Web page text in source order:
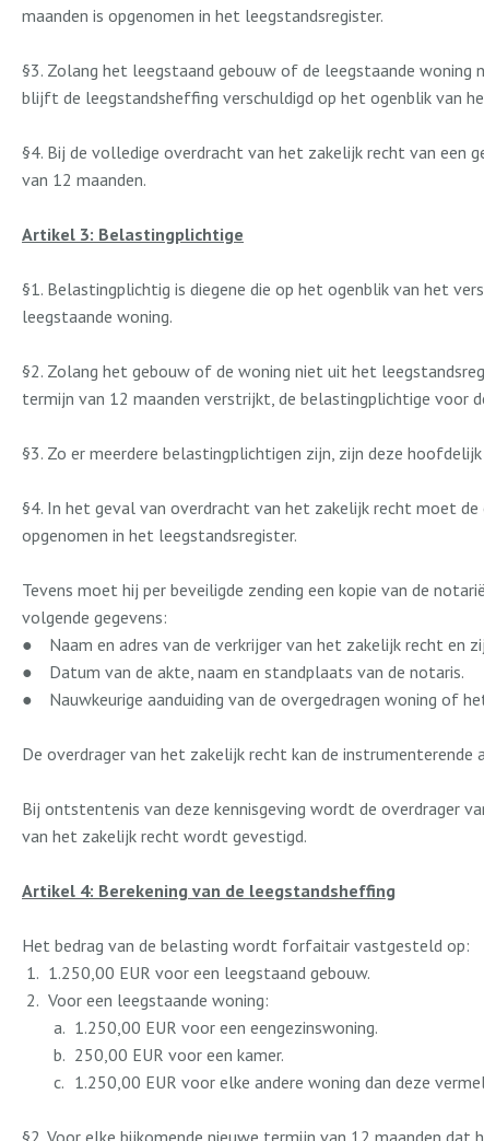
maanden is opgenomen in het leegstandsregister.
§3. Zolang het leegstaand gebouw of de leegstaande woning
blijft de leegstandsheffing verschuldigd op het ogenblik van
§4. Bij de volledige overdracht van het zakelijk recht van een
van 12 maanden.
Artikel 3: Belastingplichtige
§1. Belastingplichtig is diegene die op het ogenblik van het
leegstaande woning.
§2. Zolang het gebouw of de woning niet uit het
termijn van 12 maanden verstrijkt, de belastingplichtige voor
§3. Zo er meerdere belastingplichtigen zijn, zijn deze
§4. In het geval van overdracht van het zakelijk recht moet
opgenomen in het leegstandsregister.
Tevens moet hij per beveiligde zending een kopie van de
volgende gegevens:
●
Naam en adres van de verkrijger van het zakelijk recht en
●
Datum van de akte, naam en standplaats van de notaris.
●
Nauwkeurige aanduiding van de overgedragen woning of
De overdrager van het zakelijk recht kan de
Bij ontstentenis van deze kennisgeving wordt de overdrager
van het zakelijk recht wordt gevestigd.
Artikel 4: Berekening van de leegstandsheffing
Het bedrag van de belasting wordt forfaitair vastgesteld op:
1.250,00 EUR voor een leegstaand gebouw.
Voor een leegstaande woning:
1.250,00 EUR voor een eengezinswoning.
250,00 EUR voor een kamer.
1.250,00 EUR voor elke andere woning dan deze
§2. Voor elke bijkomende nieuwe termijn van 12 maanden